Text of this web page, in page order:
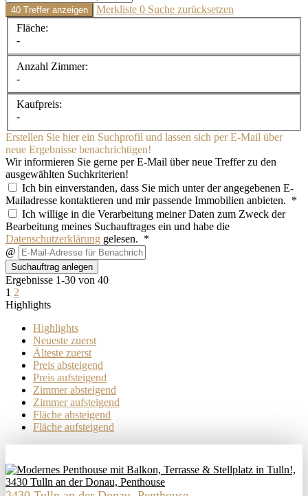
40 Treffer anzeigen Merkliste 0 Suche zurücksetzen
Fläche:
-
Anzahl Zimmer:
-
Kaufpreis:
-
Erstellen Sie hier ein Suchprofil und lassen sich per E-Mail über
neue Ergebnisse benachrichtigen!
Wir informieren Sie gerne per E-Mail über neue Treffer zu den
ausgewählten Suchkriterien!
Ich bin einverstanden, dass Sie mich unter der angegebenen E-
Mailadresse kontaktieren und mir passende Immobilien anbieten. *
Ich willige in die Verarbeitung meiner Daten zum Zweck der
Bearbeitung meines Suchauftrages ein und habe die
Datenschutzerklärung gelesen. *
@
Suchauftrag anlegen
Ergebnisse 1-30 von 40
1 2
Highlights
Highlights
Neueste zuerst
Älteste zuerst
Preis absteigend
Preis aufsteigend
Zimmer absteigend
Zimmer aufsteigend
Fläche absteigend
Fläche aufsteigend